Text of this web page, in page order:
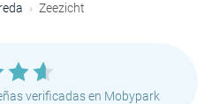
Zeezicht
verificadas en Mobypark